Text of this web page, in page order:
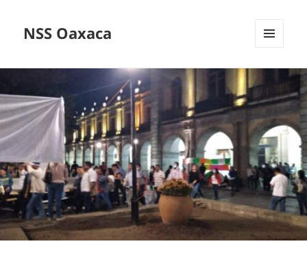
NSS Oaxaca
WIDGETS